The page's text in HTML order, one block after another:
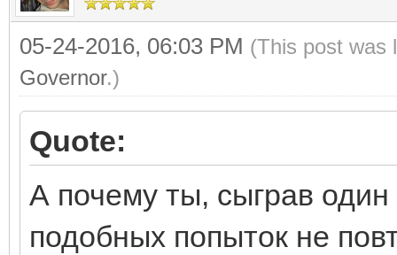
05-24-2016, 06:03 PM (This post was
Governor.)
Quote:
А почему ты, сыграв
подобных попыток не